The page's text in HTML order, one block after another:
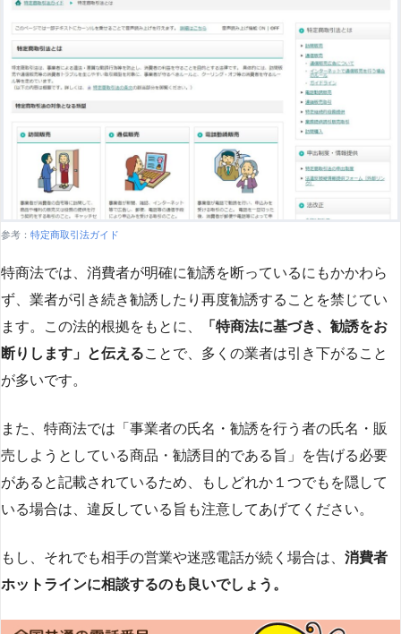
参考： 特定商取引法ガイド
特商法では、消費者が明確に勧誘を断っているにもかかわら
ず、業者が引き続き勧誘したり再度勧誘することを禁じてい
ます。この法的根拠をもとに、
「特商法に基づき、勧誘をお
断りします」と伝えることで、多くの業者は引き下がること
が多いです​​。
また、特商法では「事業者の氏名・勧誘を行う者の氏名・販
売しようとしている商品・勧誘目的である旨」を告げる必要
があると記載されているため、もしどれか１つでもを隠して
いる場合は、違反している旨も注意してあげてください。
もし、それでも相手の営業や迷惑電話が続く場合は、 消費者
ホットラインに相談するのも良いでしょう。